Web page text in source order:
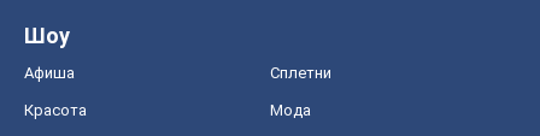
Шоу
Афиша Сплетни
Красота Мода